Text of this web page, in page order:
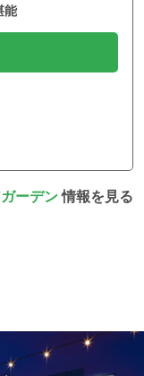
能
ーデン情報を見る